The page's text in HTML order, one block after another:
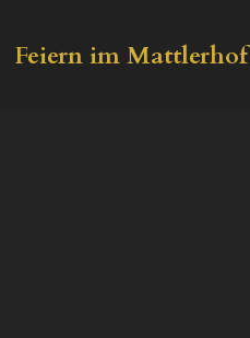
Feiern im Mattlerhof